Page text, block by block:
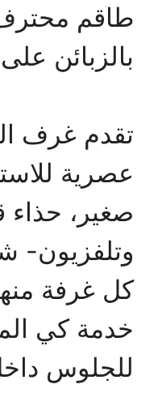
طاقم محترف
بالزبائن
تقدم غرف
عصرية
صغير،
كل غرفة
خدمة كي
للجلوس